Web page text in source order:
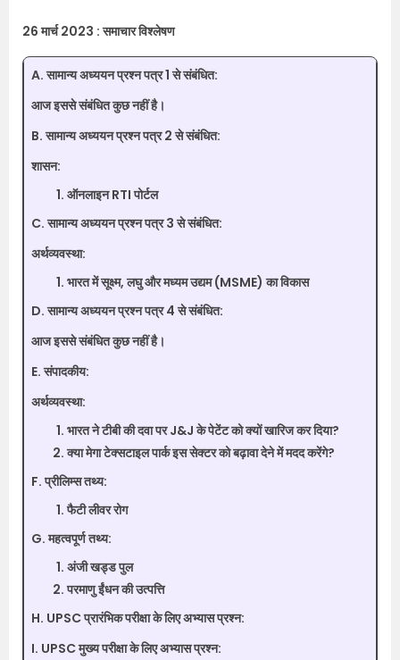
26 मार्च 2023 : समाचार विश्लेषण
A. सामान्य अध्ययन प्रश्न पत्र 1 से संबंधित:
आज इससे संबंधित कुछ नहीं है।
B. सामान्य अध्ययन प्रश्न पत्र 2 से संबंधित:
शासन:
ऑनलाइन RTI पोर्टल
C. सामान्य अध्ययन प्रश्न पत्र 3 से संबंधित:
अर्थव्यवस्था:
भारत में सूक्ष्म, लघु और मध्यम उद्यम (MSME) का विकास
D. सामान्य अध्ययन प्रश्न पत्र 4 से संबंधित:
आज इससे संबंधित कुछ नहीं है।
E. संपादकीय:
अर्थव्यवस्था:
भारत ने टीबी की दवा पर J&J के पेटेंट को क्यों खारिज कर दिया?
क्या मेगा टेक्सटाइल पार्क इस सेक्टर को बढ़ावा देने में मदद करेंगे?
F. प्रीलिम्स तथ्य:
फैटी लीवर रोग
G. महत्वपूर्ण तथ्य:
अंजी खड्ड पुल
परमाणु ईंधन की उत्पत्ति
H. UPSC प्रारंभिक परीक्षा के लिए अभ्यास प्रश्न:
I. UPSC मुख्य परीक्षा के लिए अभ्यास प्रश्न: